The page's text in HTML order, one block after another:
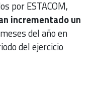
por ESTACOM,
incrementado un
del año en
del ejercicio